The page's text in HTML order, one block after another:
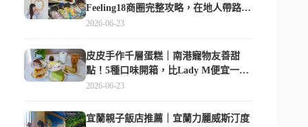
Feeling18商圈完整攻略，在地人帶路這
樣逛
2026-06-23
皮皮手作千層蛋糕｜南港寵物友善甜
點！5種口味開箱，比Lady M便宜一半
的台北隱藏版
2026-06-23
宜蘭親子飯店推薦｜宜蘭力麗威斯汀度